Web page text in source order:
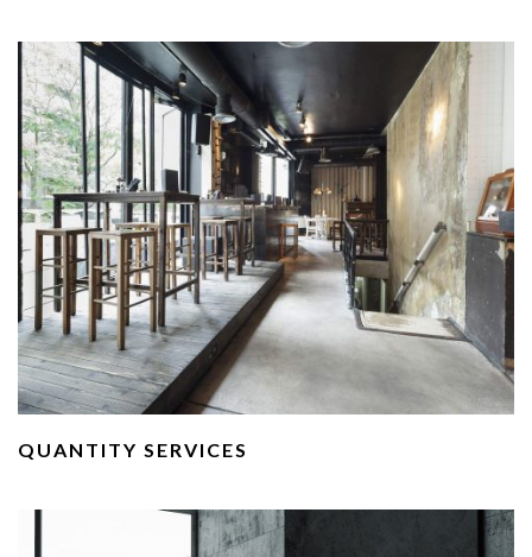
QUANTITY SERVICES